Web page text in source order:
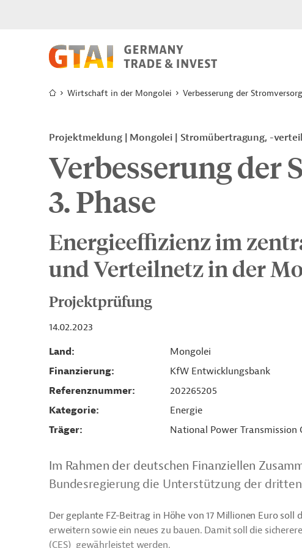
Wirtschaft in der Mongolei Verbesserung der
Projektmeldung Mongolei Stromübertragung, -
Verbesserung der
3. Phase
Energieeffizienz im
und Verteilnetz in der
Projektprüfung
14.02.2023
Land
Mongolei
Finanzierung
KfW Entwicklungsbank
Referenznummer
202265205
Kategorie
Energie
Träger
National Power Transmission
Im Rahmen der deutschen Finanziellen
Bundesregierung die Unterstützung der
Der geplante FZ-Beitrag in Höhe von 17 Millionen Euro
erweitern sowie ein neues zu bauen. Damit soll die
(CES) gewährleistet werden.